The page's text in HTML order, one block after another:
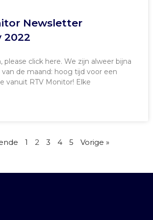
Newsletter
2022
please click here. We zijn alweer bijna
de maand: hoog tijd voor een
vanuit RTV Monitor! Elke
1 2 3 4 5 Vorige »